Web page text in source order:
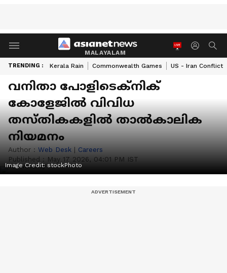
MALAYALAM
TRENDING : Kerala Rain Commonwealth Games US - Iran Conflict
വനിതാ പോളിടെക്‌നിക്
കോളേജില്‍ വിവിധ
തസ്തികകളിൽ താൽകാലിക
നിയമനം
Author : Web Desk | Careers
Published : May 17 2026, 04:01 PM IST
Image Credit: stockPhoto